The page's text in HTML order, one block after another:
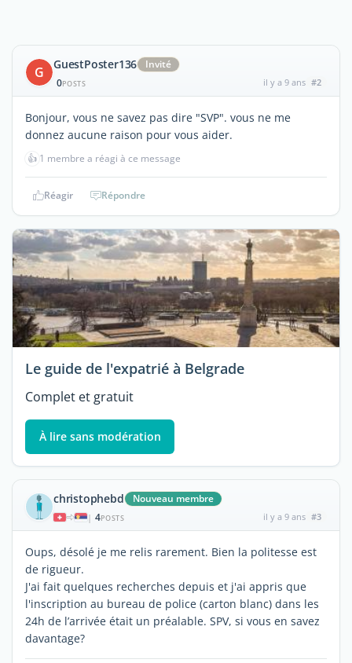
G GuestPoster136
Invité
0POSTS il y a 9 ans #2
Bonjour, vous ne savez pas dire "SVP". vous ne me
donnez aucune raison pour vous aider.
👍 1 membre a réagi à ce message
Réagir Répondre
Le guide de l'expatrié à Belgrade
Complet et gratuit
À lire sans modération
christophebd Nouveau membre
| 4POSTS il y a 9 ans #3
Oups, désolé je me relis rarement. Bien la politesse est
de rigueur.
J'ai fait quelques recherches depuis et j'ai appris que
l'inscription au bureau de police (carton blanc) dans les
24h de l’arrivée était un préalable. SPV, si vous en savez
davantage?